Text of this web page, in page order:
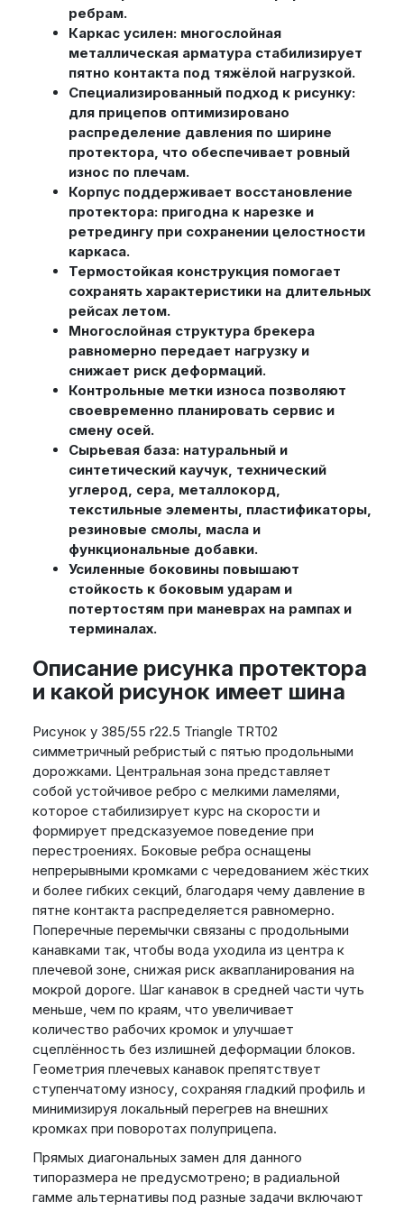
ребрам.
Каркас усилен: многослойная
металлическая арматура стабилизирует
пятно контакта под тяжёлой нагрузкой.
Специализированный подход к рисунку:
для прицепов оптимизировано
распределение давления по ширине
протектора, что обеспечивает ровный
износ по плечам.
Корпус поддерживает восстановление
протектора: пригодна к нарезке и
ретредингу при сохранении целостности
каркаса.
Термостойкая конструкция помогает
сохранять характеристики на длительных
рейсах летом.
Многослойная структура брекера
равномерно передает нагрузку и
снижает риск деформаций.
Контрольные метки износа позволяют
своевременно планировать сервис и
смену осей.
Сырьевая база: натуральный и
синтетический каучук, технический
углерод, сера, металлокорд,
текстильные элементы, пластификаторы,
резиновые смолы, масла и
функциональные добавки.
Усиленные боковины повышают
стойкость к боковым ударам и
потертостям при маневрах на рампах и
терминалах.
Описание рисунка протектора
и какой рисунок имеет шина
Рисунок у 385/55 r22.5 Triangle TRT02
симметричный ребристый с пятью продольными
дорожками. Центральная зона представляет
собой устойчивое ребро с мелкими ламелями,
которое стабилизирует курс на скорости и
формирует предсказуемое поведение при
перестроениях. Боковые ребра оснащены
непрерывными кромками с чередованием жёстких
и более гибких секций, благодаря чему давление в
пятне контакта распределяется равномерно.
Поперечные перемычки связаны с продольными
канавками так, чтобы вода уходила из центра к
плечевой зоне, снижая риск аквапланирования на
мокрой дороге. Шаг канавок в средней части чуть
меньше, чем по краям, что увеличивает
количество рабочих кромок и улучшает
сцеплённость без излишней деформации блоков.
Геометрия плечевых канавок препятствует
ступенчатому износу, сохраняя гладкий профиль и
минимизируя локальный перегрев на внешних
кромках при поворотах полуприцепа.
Прямых диагональных замен для данного
типоразмера не предусмотрено; в радиальной
гамме альтернативы под разные задачи включают